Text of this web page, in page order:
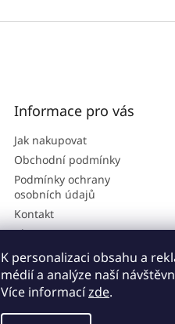
K personalizaci obsahu a
médií a analýze naší
Více informacízde.
Informace pro vás
Jak nakupovat
Obchodní podmínky
Podmínky ochrany
osobních údajů
Kontakt
Blog